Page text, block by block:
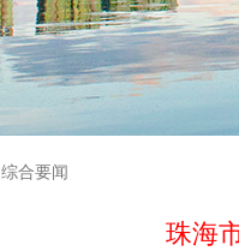
综合要闻
珠海